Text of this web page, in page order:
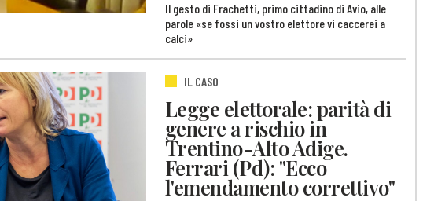
Il gesto di Frachetti, primo cittadino di Avio, alle
parole «se fossi un vostro elettore vi caccerei a
calci»
IL CASO
Legge elettorale: parità di
genere a rischio in
Trentino-Alto Adige.
Ferrari (Pd): "Ecco
l'emendamento correttivo"